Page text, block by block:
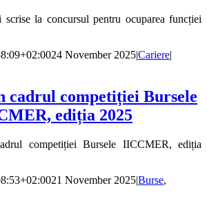
scrise la concursul pentru ocuparea funcției
24 November 2025|Cariere|
cadrul competiției Bursele
ediția 2025
competiției Bursele IICCMER, ediția
21 November 2025|Burse,